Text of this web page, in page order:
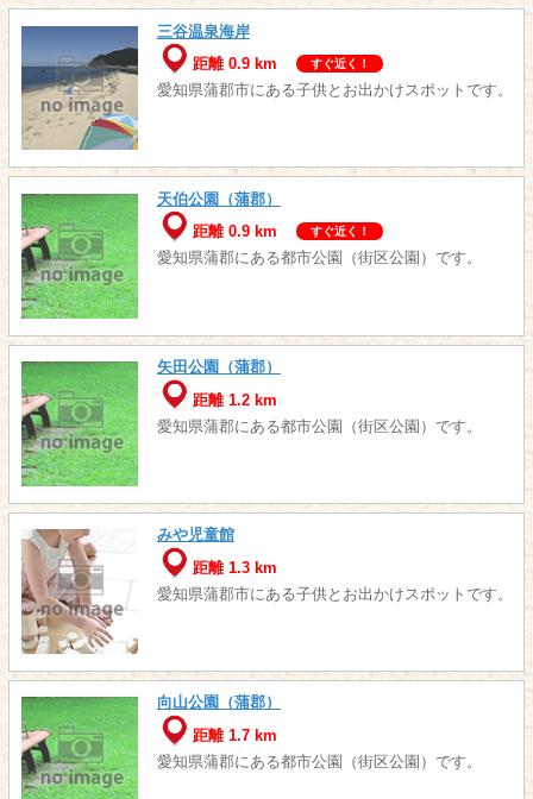
三谷温泉海岸
距離 0.9 km
すぐ近く！
愛知県蒲郡市にある子供とお出かけスポットです。
天伯公園（蒲郡）
距離 0.9 km
すぐ近く！
愛知県蒲郡にある都市公園（街区公園）です。
矢田公園（蒲郡）
距離 1.2 km
愛知県蒲郡にある都市公園（街区公園）です。
みや児童館
距離 1.3 km
愛知県蒲郡市にある子供とお出かけスポットです。
向山公園（蒲郡）
距離 1.7 km
愛知県蒲郡にある都市公園（街区公園）です。